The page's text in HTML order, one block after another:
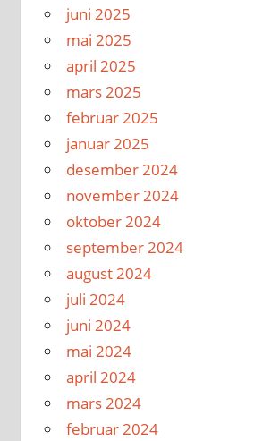
juni 2025
mai 2025
april 2025
mars 2025
februar 2025
januar 2025
desember 2024
november 2024
oktober 2024
september 2024
august 2024
juli 2024
juni 2024
mai 2024
april 2024
mars 2024
februar 2024